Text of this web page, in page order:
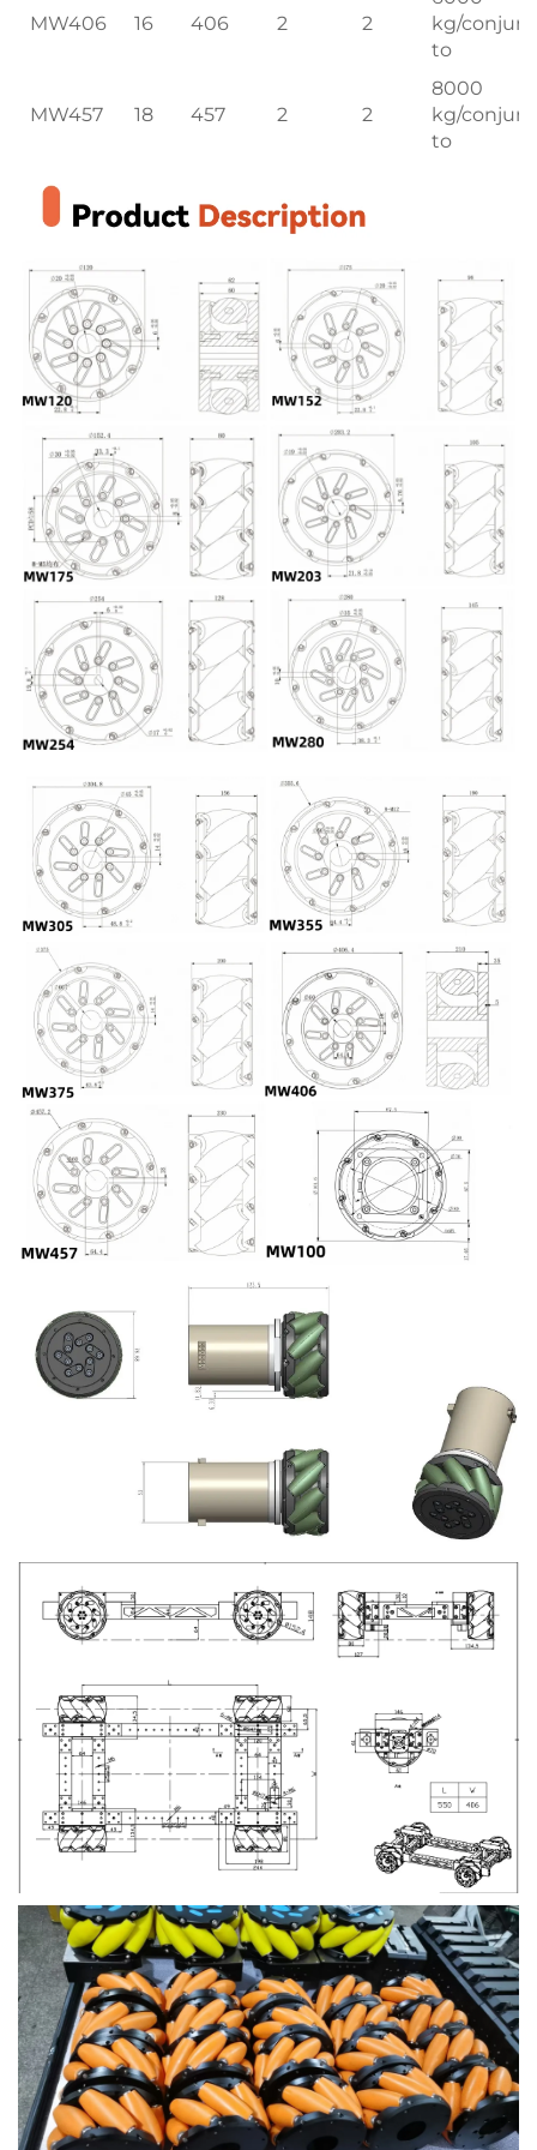
MW406 16 406 2 2
kg/conjun
to
MW457 18 457 2 2
8000
kg/conjun
to